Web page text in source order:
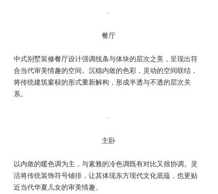
餐厅
中式别墅装修餐厅设计强调线条与体块的层次之美，呈现出符
合当代审美情趣的空间。沉稳内敛的色彩，灵动的空间联结，
将传统建筑窗棂的形式重新解构，形成半透与不透的层次关
系。
主卧
以内敛的暖色调为主，与素雅的冷色调既有对比又很协调。灵
活将传统装饰符号铺排，让其体现东方现代文化底蕴，也更贴
近当代华夏儿女的审美情趣。